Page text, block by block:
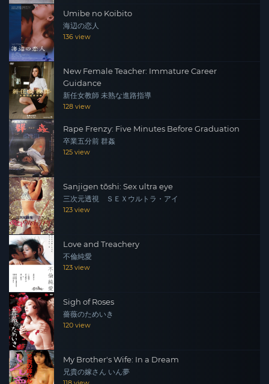
Umibe no Koibito
海辺の恋人
136 view
New Female Teacher: Immature Career
Guidance
新任女教師 未熟な進路指導
128 view
Rape Frenzy: Five Minutes Before Graduation
卒業五分前 群姦
125 view
Sanjigen tōshi: Sex ultra eye
三次元透視 ＳＥＸウルトラ・アイ
123 view
Love and Treachery
不倫純愛
123 view
Sigh of Roses
薔薇のためいき
120 view
My Brother's Wife: In a Dream
兄貴の嫁さん いん夢